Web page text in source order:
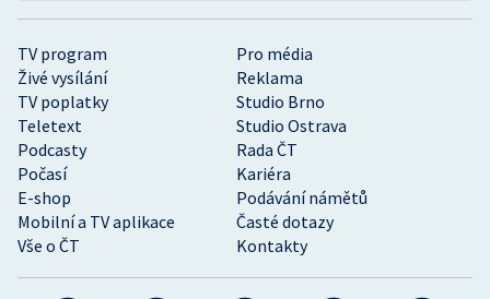
TV program
Pro média
Živé vysílání
Reklama
TV poplatky
Studio Brno
Teletext
Studio Ostrava
Podcasty
Rada ČT
Počasí
Kariéra
E-shop
Podávání námětů
Mobilní a TV aplikace
Časté dotazy
Vše o ČT
Kontakty